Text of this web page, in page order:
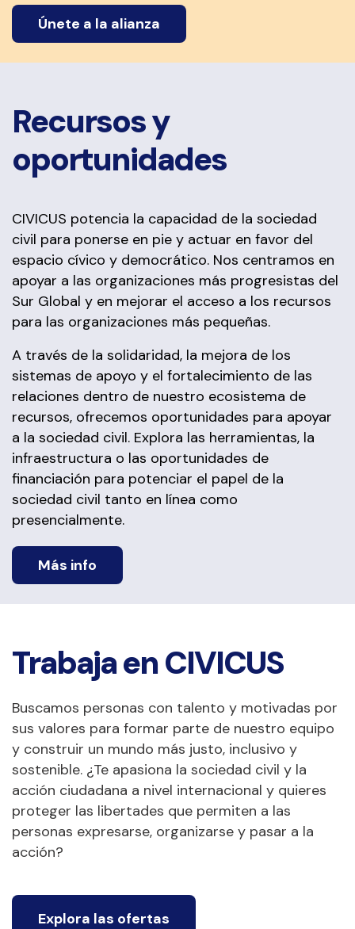
Únete a la alianza
Recursos y
oportunidades
CIVICUS potencia la capacidad de la sociedad
civil para ponerse en pie y actuar en favor del
espacio cívico y democrático. Nos centramos en
apoyar a las organizaciones más progresistas del
Sur Global y en mejorar el acceso a los recursos
para las organizaciones más pequeñas.
A través de la solidaridad, la mejora de los
sistemas de apoyo y el fortalecimiento de las
relaciones dentro de nuestro ecosistema de
recursos, ofrecemos oportunidades para apoyar
a la sociedad civil. Explora las herramientas, la
infraestructura o las oportunidades de
financiación para potenciar el papel de la
sociedad civil tanto en línea como
presencialmente.
Más info
Trabaja en CIVICUS
Buscamos personas con talento y motivadas por
sus valores para formar parte de nuestro equipo
y construir un mundo más justo, inclusivo y
sostenible. ¿Te apasiona la sociedad civil y la
acción ciudadana a nivel internacional y quieres
proteger las libertades que permiten a las
personas expresarse, organizarse y pasar a la
acción?
Explora las ofertas